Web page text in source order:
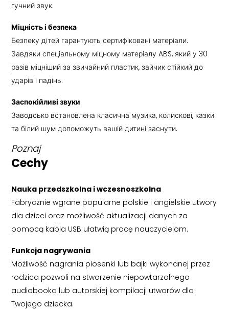
гучний звук.
Міцність і безпека
Безпеку дітей гарантують сертифіковані матеріали.
Завдяки спеціальному міцному матеріалу ABS, який у 30
разів міцніший за звичайний пластик, зайчик стійкий до
ударів і падінь.
Заспокійливі звуки
Заводсько встановлена класична музика, колискові, казки
та білий шум допоможуть вашій дитині заснути.
Poznaj
Cechy
Nauka przedszkolna i wczesnoszkolna
Fabrycznie wgrane popularne polskie i angielskie utwory
dla dzieci oraz możliwość aktualizacji danych za
pomocą kabla USB ułatwią pracę nauczycielom.
Funkcja nagrywania
Możliwość nagrania piosenki lub bajki wykonanej przez
rodzica pozwoli na stworzenie niepowtarzalnego
audiobooka lub autorskiej kompilacji utworów dla
Twojego dziecka.